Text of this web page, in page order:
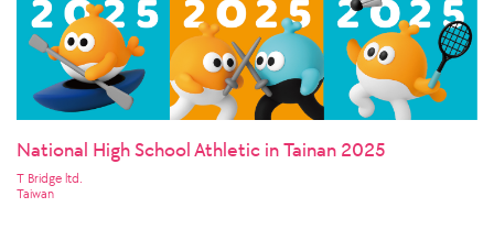
National High School Athletic in Tainan 2025
T Bridge ltd.
Taiwan